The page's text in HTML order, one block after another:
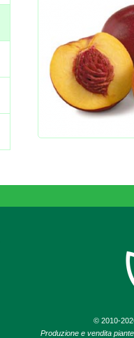
© 2010-
Produzione e vendita